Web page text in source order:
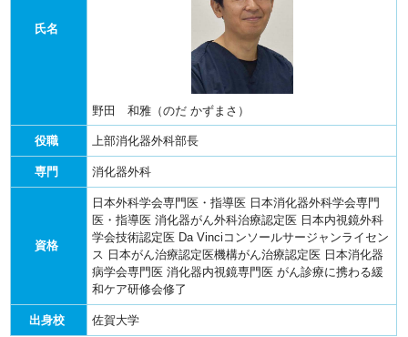
氏名
野田 和雅（のだ かずまさ）
役職 上部消化器外科部長
専門 消化器外科
資格
日本外科学会専門医・指導医 日本消化器外科学会専門
医・指導医 消化器がん外科治療認定医 日本内視鏡外科
学会技術認定医 Da Vinciコンソールサージャンライセン
ス 日本がん治療認定医機構がん治療認定医 日本消化器
病学会専門医 消化器内視鏡専門医 がん診療に携わる緩
和ケア研修会修了
出身校 佐賀大学